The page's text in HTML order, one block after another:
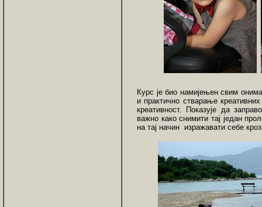
Курс је био намијењен свим
и практично стварање
креативност. Показује да
важно како снимити тај један
на тај начин изражавати себе